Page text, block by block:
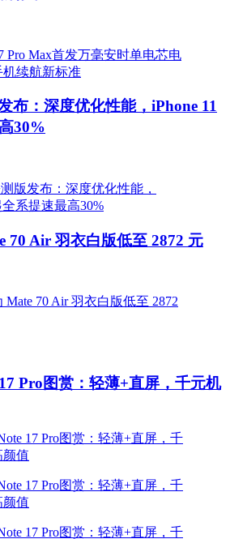
布：深度优化性能，iPhone 11
30%
70 Air 羽衣白版低至 2872 元
Pro图赏：轻薄+直屏，千元机